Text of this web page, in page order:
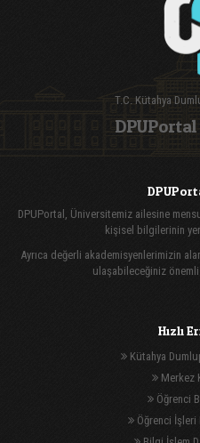
T.C. Kütahya
DPUPortal, Üniversitemiz ailesine
kişisel bilgilerinin
Ayrıca değerli akademisyenlerimizin
ulaşabileceğiniz
Hızlı
Kütahya
Merkez
Öğrenci
Öğrenci İşleri